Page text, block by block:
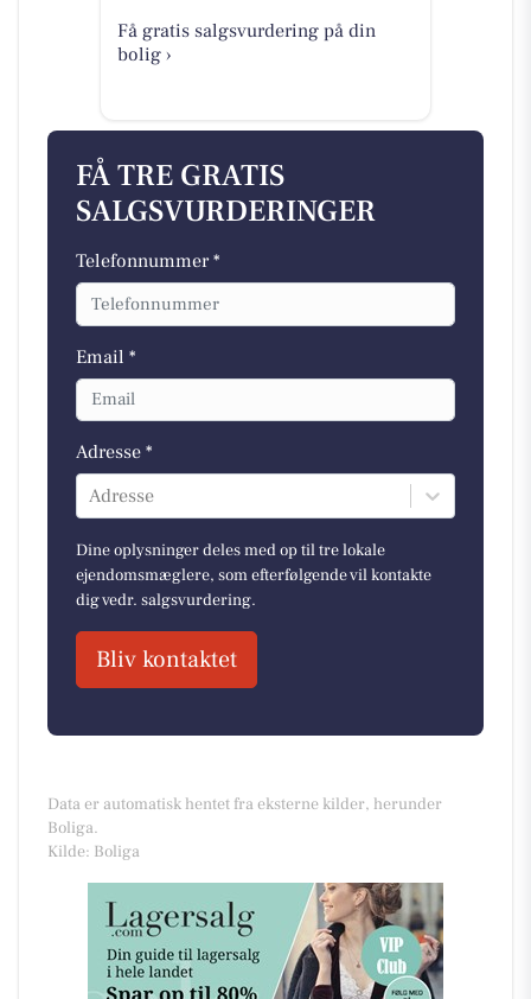
Få gratis salgsvurdering på din
bolig ›
FÅ TRE GRATIS
SALGSVURDERINGER
Telefonnummer *
Email *
Adresse *
Adresse
Dine oplysninger deles med op til tre lokale
ejendomsmæglere, som efterfølgende vil kontakte
dig vedr. salgsvurdering.
Bliv kontaktet
Data er automatisk hentet fra eksterne kilder, herunder
Boliga.
Kilde: Boliga